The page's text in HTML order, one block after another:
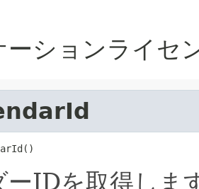
ーションライセ
ーIDを取得しま